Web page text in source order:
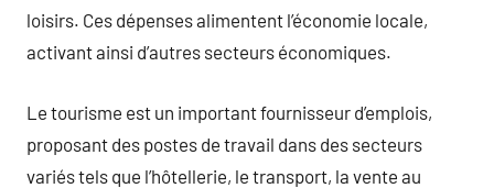
loisirs. Ces dépenses alimentent l’économie locale,
activant ainsi d’autres secteurs économiques.
Le tourisme est un important fournisseur d’emplois,
proposant des postes de travail dans des secteurs
variés tels que l’hôtellerie, le transport, la vente au